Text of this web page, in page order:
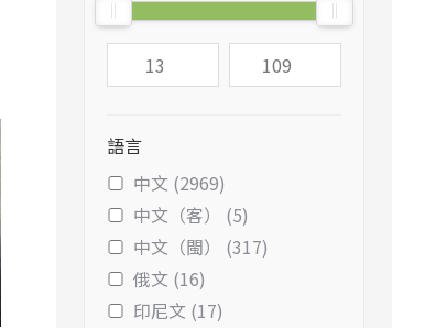
語言
中文 (2969)
中文（客） (5)
中文（閩） (317)
俄文 (16)
印尼文 (17)